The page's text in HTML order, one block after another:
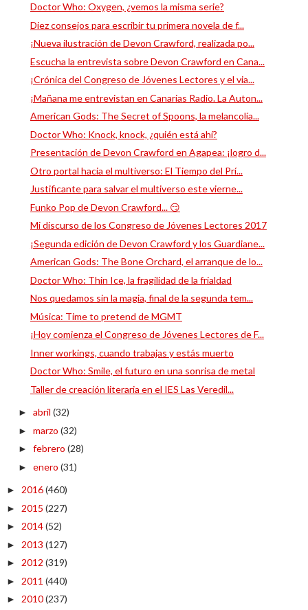
Doctor Who: Oxygen, ¿vemos la misma serie?
Diez consejos para escribir tu primera novela de f...
¡Nueva ilustración de Devon Crawford, realizada po...
Escucha la entrevista sobre Devon Crawford en Cana...
¡Crónica del Congreso de Jóvenes Lectores y el via...
¡Mañana me entrevistan en Canarias Radio. La Auton...
American Gods: The Secret of Spoons, la melancolía...
Doctor Who: Knock, knock, ¿quién está ahí?
Presentación de Devon Crawford en Agapea: ¡logro d...
Otro portal hacia el multiverso: El Tiempo del Prí...
Justificante para salvar el multiverso este vierne...
Funko Pop de Devon Crawford... 😏
Mi discurso de los Congreso de Jóvenes Lectores 2017
¡Segunda edición de Devon Crawford y los Guardiane...
American Gods: The Bone Orchard, el arranque de lo...
Doctor Who: Thin Ice, la fragilidad de la frialdad
Nos quedamos sin la magia, final de la segunda tem...
Música: Time to pretend de MGMT
¡Hoy comienza el Congreso de Jóvenes Lectores de F...
Inner workings, cuando trabajas y estás muerto
Doctor Who: Smile, el futuro en una sonrisa de metal
Taller de creación literaria en el IES Las Veredil...
► abril (32)
► marzo (32)
► febrero (28)
► enero (31)
► 2016(460)
► 2015 (227)
► 2014(52)
► 2013 (127)
► 2012 (319)
► 2011 (440)
► 2010(237)